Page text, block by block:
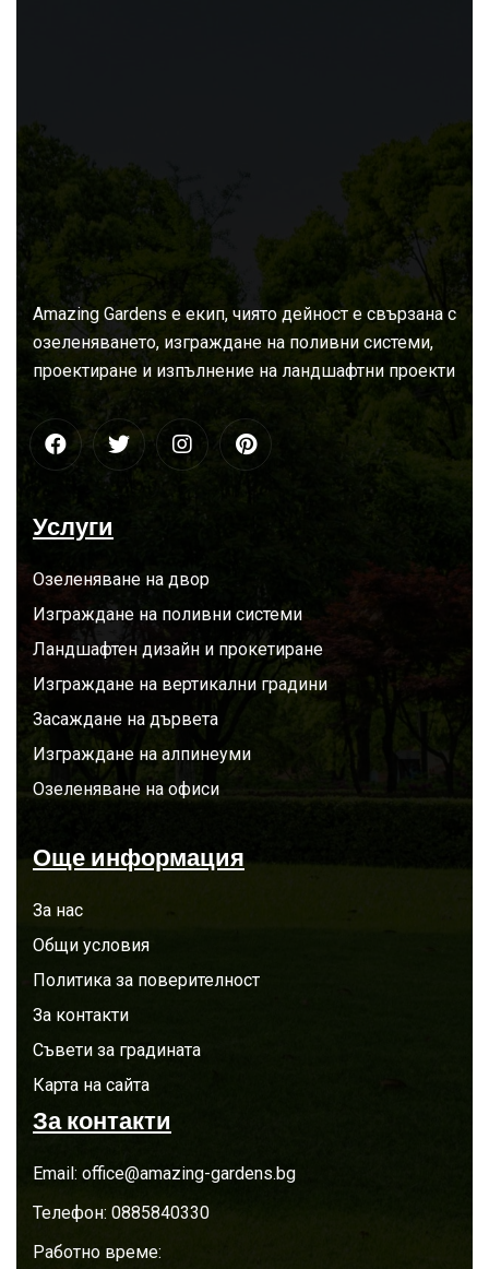
Занас
Amazing Gardens е екип, чиято дейност е свързана с
озеленяването, изграждане на поливни системи,
проектиране и изпълнение на ландшафтни проекти
Услуги
Озеленяване на двор
Изграждане на поливни системи
Ландшафтен дизайн и прокетиране
Изграждане на вертикални градини
Засаждане на дървета
Изграждане на алпинеуми
Озеленяване на офиси
Още информация
За нас
Общи условия
Политика за поверителност
За контакти
Съвети за градината
Карта на сайта
За контакти
Email: office@amazing-gardens.bg
Телефон: 0885840330
Работно време: